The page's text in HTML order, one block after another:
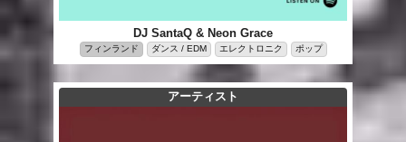
DJ SantaQ & Neon Grace
フィンランド ダンス / EDM エレクトロニク ポップ
アーティスト